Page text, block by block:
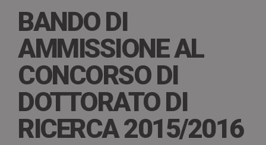
BANDO DI
AMMISSIONE AL
CONCORSO DI
DOTTORATO DI
RICERCA 2015/2016